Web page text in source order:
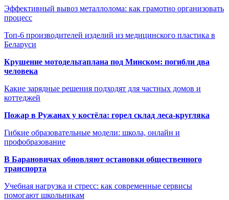
Эффективный вывоз металлолома: как грамотно организовать
процесс
Топ-6 производителей изделий из медицинского пластика в
Беларуси
Крушение мотодельтаплана под Минском: погибли два
человека
Какие зарядные решения подходят для частных домов и
коттеджей
Пожар в Ружанах у костёла: горел склад леса-кругляка
Гибкие образовательные модели: школа, онлайн и
профобразование
В Барановичах обновляют остановки общественного
транспорта
Учебная нагрузка и стресс: как современные сервисы
помогают школьникам